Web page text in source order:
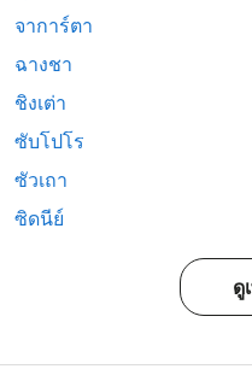
จาการ์ตา
ฉางชา
ชิงเต่า
ซับโปโร
ซัวเถา
ซิดนีย์
ดู